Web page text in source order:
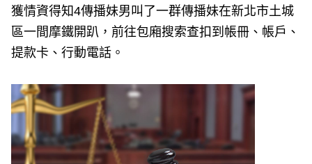
獲情資得知4傳播妹男叫了一群傳播妹在新北市土城
區一間摩鐵開趴，前往包廂搜索查扣到帳冊、帳戶、
提款卡、行動電話。